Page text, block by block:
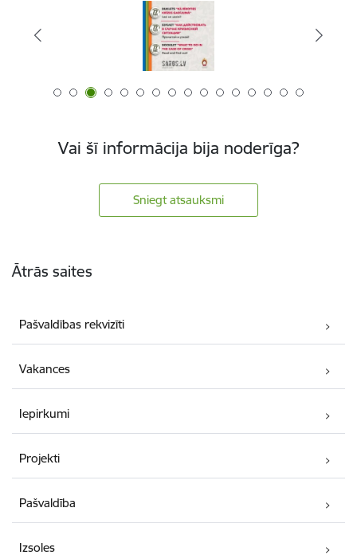
Vai šī informācija bija noderīga?
Sniegt atsauksmi
Ātrās saites
Pašvaldības rekvizīti
Vakances
Iepirkumi
Projekti
Pašvaldība
Izsoles